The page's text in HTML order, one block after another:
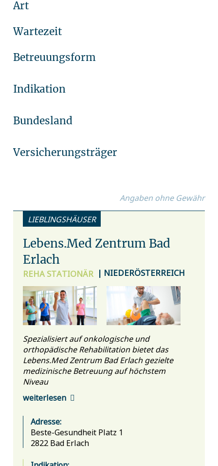
Art
Wartezeit
Betreuungsform
Indikation
Bundesland
Versicherungsträger
Angaben ohne Gewähr
LIEBLINGSHÄUSER
Lebens.Med Zentrum Bad
Erlach
REHA STATIONÄR | NIEDERÖSTERREICH
Spezialisiert auf onkologische und
orthopädische Rehabilitation bietet das
Lebens.Med Zentrum Bad Erlach gezielte
medizinische Betreuung auf höchstem
Niveau
weiterlesen
Adresse:
Beste-Gesundheit Platz 1
2822 Bad Erlach